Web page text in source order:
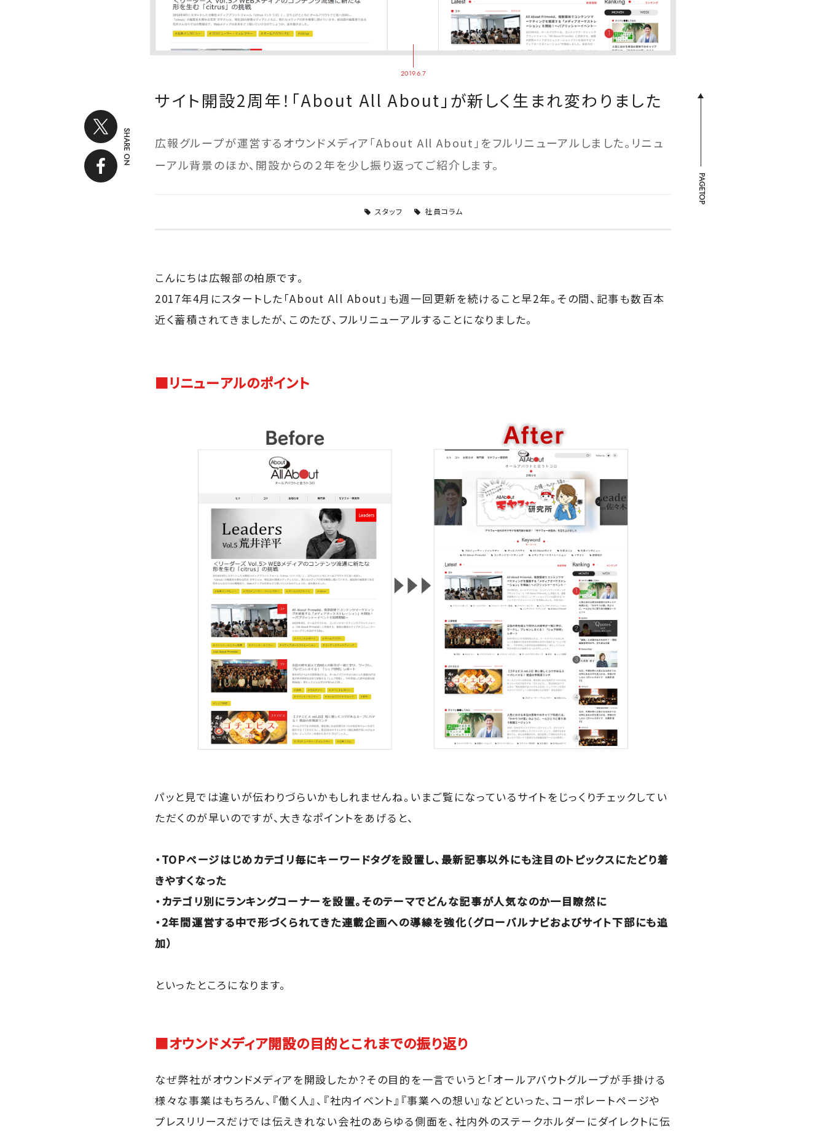
2019.6.7
SHARE ON
サイト開設2周年！「About All About」が新しく生まれ変わりました
広報グループが運営するオウンドメディア「About All About」をフルリニューアルしました。リニュ
ーアル背景のほか、開設からの２年を少し振り返ってご紹介します。
スタッフ 社員コラム
こんにちは広報部の柏原です。
2017年4月にスタートした「About All About」も週一回更新を続けること早2年。その間、記事も数百本
近く蓄積されてきましたが、このたび、フルリニューアルすることになりました。
■リニューアルのポイント
パッと見では違いが伝わりづらいかもしれませんね。いまご覧になっているサイトをじっくりチェックしてい
ただくのが早いのですが、大きなポイントをあげると、
・TOPページはじめカテゴリ毎にキーワードタグを設置し、最新記事以外にも注目のトピックスにたどり着
きやすくなった
・カテゴリ別にランキングコーナーを設置。そのテーマでどんな記事が人気なのか一目瞭然に
・2年間運営する中で形づくられてきた連載企画への導線を強化（グローバルナビおよびサイト下部にも追
加）
といったところになります。
■オウンドメディア開設の目的とこれまでの振り返り
なぜ弊社がオウンドメディアを開設したか？その目的を一言でいうと「オールアバウトグループが手掛ける
様々な事業はもちろん、『働く人』、『社内イベント』『事業への想い』などといった、コーポレートページや
プレスリリースだけでは伝えきれない会社のあらゆる側面を、社内外のステークホルダーにダイレクトに伝
PAGETOP